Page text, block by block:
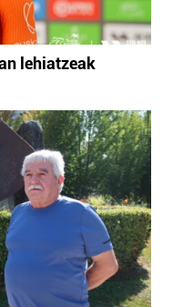
lehiatzeak